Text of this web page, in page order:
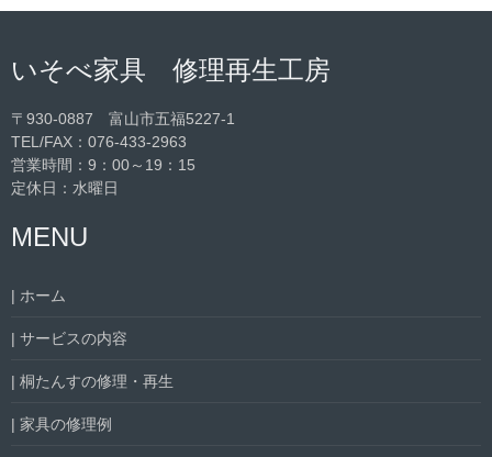
いそべ家具 修理再生工房
〒930-0887 富山市五福5227-1
TEL/FAX： 076-433-2963
営業時間：9：00～19：15
定休日：水曜日
MENU
| ホーム
| サービスの内容
| 桐たんすの修理・再生
| 家具の修理例